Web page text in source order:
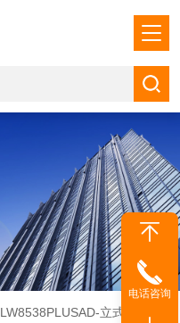
LW8538PLUSAD-立式器皿洗
电话咨询